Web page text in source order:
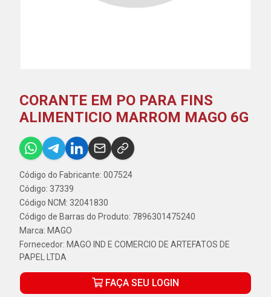
CORANTE EM PO PARA FINS
ALIMENTICIO MARROM MAGO 6G
Código do Fabricante: 007524
Código: 37339
Código NCM: 32041830
Código de Barras do Produto: 7896301475240
Marca: MAGO
Fornecedor: MAGO IND E COMERCIO DE ARTEFATOS DE
PAPEL LTDA
FAÇA SEU LOGIN